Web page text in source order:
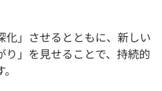
」させるとともに、新しい
」を見せることで、持続的